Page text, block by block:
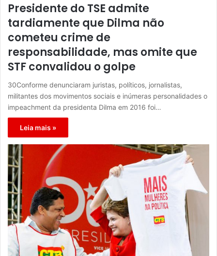
Presidente do TSE admite
tardiamente que Dilma não
cometeu crime de
responsabilidade, mas omite que
STF convalidou o golpe
30Conforme denunciaram juristas, políticos, jornalistas,
militantes dos movimentos sociais e inúmeras personalidades o
impeachment da presidenta Dilma em 2016 foi…
Leia mais »